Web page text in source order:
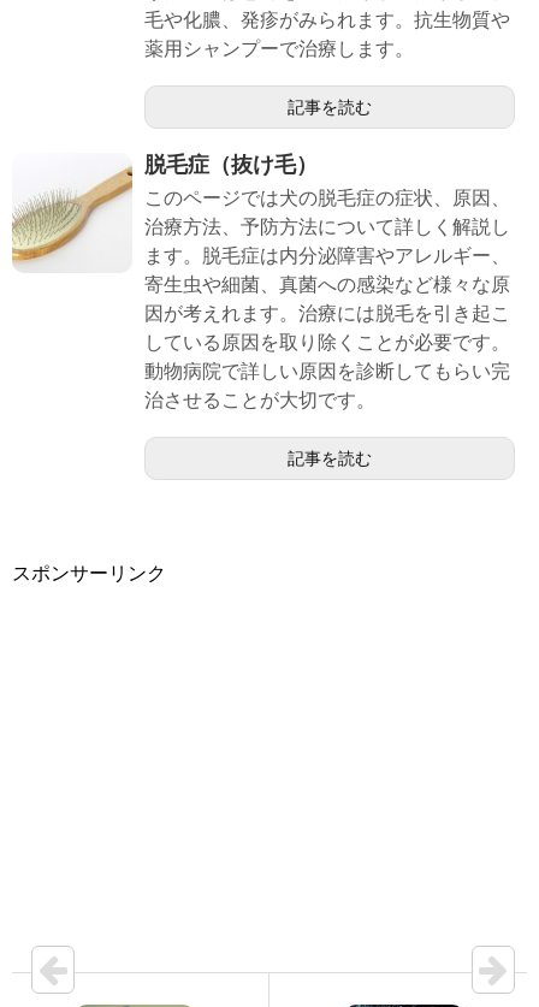
毛や化膿、発疹がみられます。抗生物質や
薬用シャンプーで治療します。
記事を読む
脱毛症（抜け毛）
このページでは犬の脱毛症の症状、原因、
治療方法、予防方法について詳しく解説し
ます。脱毛症は内分泌障害やアレルギー、
寄生虫や細菌、真菌への感染など様々な原
因が考えれます。治療には脱毛を引き起こ
している原因を取り除くことが必要です。
動物病院で詳しい原因を診断してもらい完
治させることが大切です。
記事を読む
スポンサーリンク